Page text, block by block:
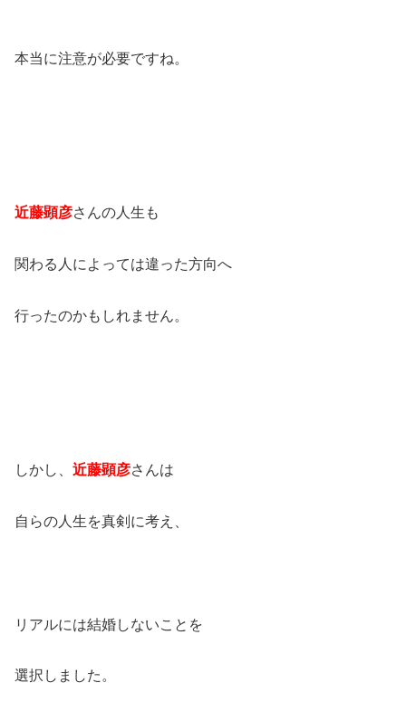
本当に注意が必要ですね。
近藤顕彦さんの人生も
関わる人によっては違った方向へ
行ったのかもしれません。
しかし、 近藤顕彦さんは
自らの人生を真剣に考え、
リアルには結婚しないことを
選択しました。